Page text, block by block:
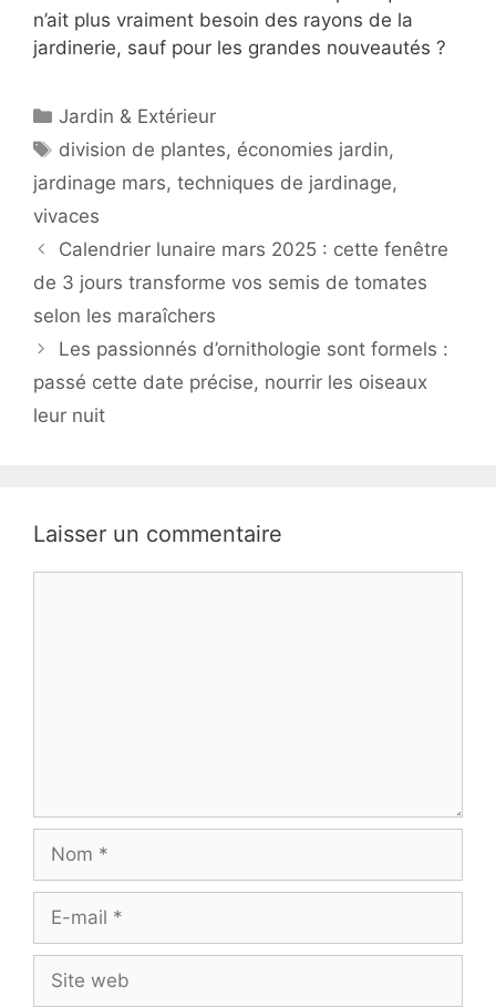
n’ait plus vraiment besoin des rayons de la
jardinerie, sauf pour les grandes nouveautés ?
Catégories
Jardin & Extérieur
Étiquettes
division de plantes, économies jardin,
jardinage mars, techniques de jardinage,
vivaces
Calendrier lunaire mars 2025 : cette fenêtre
de 3 jours transforme vos semis de tomates
selon les maraîchers
Les passionnés d’ornithologie sont formels :
passé cette date précise, nourrir les oiseaux
leur nuit
Laisser un commentaire
mail
web